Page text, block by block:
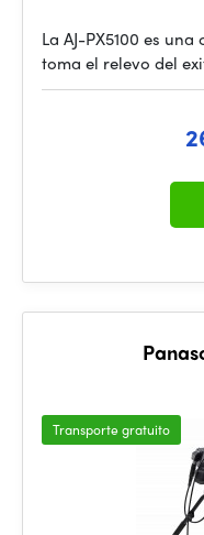
La AJ-PX5100 es
toma el relevo del
Transporte gratuito